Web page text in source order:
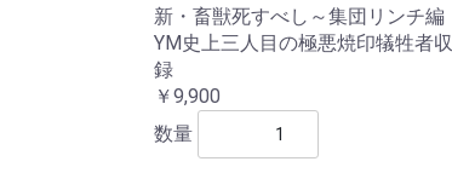
新・畜獣死すべし～集団リンチ編
YM史上三人目の極悪焼印犠牲者収
録
￥9,900
数量